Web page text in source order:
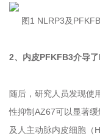
图1 NLRP3及
2、 内皮PFKFB3介导
随后，研究人员发现使
性抑制AZ67可以显著缓
及人主动脉内皮细胞（